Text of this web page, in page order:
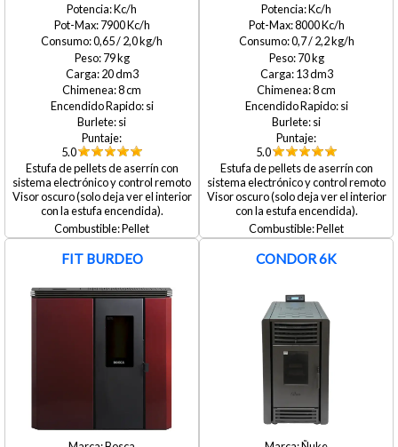
7900
0,65 / 2,0
79
20
8
si
si
5.0
Estufa de pellets de aserrín con
sistema electrónico y control remoto
Visor oscuro (solo deja ver el interior
con la estufa encendida).
Pellet
8000
0,7 / 2,2
70
13
8
si
si
5.0
Estufa de pellets de aserrín con
sistema electrónico y control remoto
Visor oscuro (solo deja ver el interior
con la estufa encendida).
Pellet
FIT BURDEO CONDOR 6K